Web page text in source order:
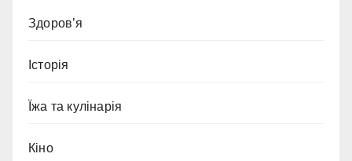
Здоров’я
Історія
Їжа та кулінарія
Кіно